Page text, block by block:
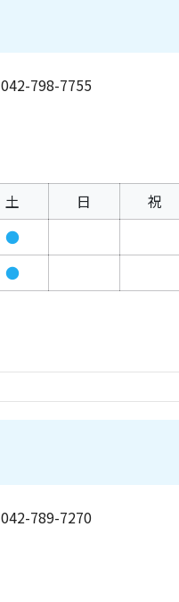
042-798-7755
土 日 祝
●
●
042-789-7270